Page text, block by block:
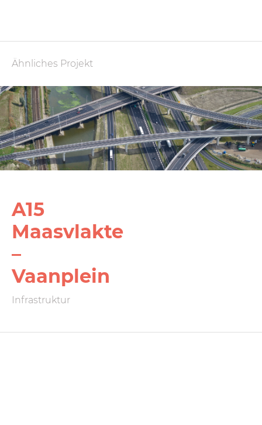
Ähnliches Projekt
A15
Maasvlakte
–
Vaanplein
Infrastruktur